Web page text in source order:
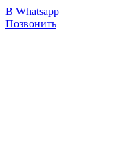
В Whatsapp
Позвонить